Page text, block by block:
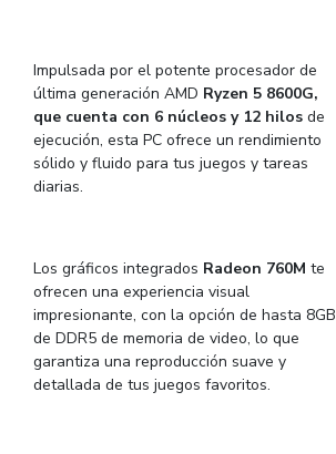
Impulsada por el potente procesador de
última generación AMD Ryzen 5 8600G,
que cuenta con 6 núcleos y 12 hilos de
ejecución, esta PC ofrece un rendimiento
sólido y fluido para tus juegos y tareas
diarias.
Los gráficos integrados Radeon 760M te
ofrecen una experiencia visual
impresionante, con la opción de hasta 8GB
de DDR5 de memoria de video, lo que
garantiza una reproducción suave y
detallada de tus juegos favoritos.